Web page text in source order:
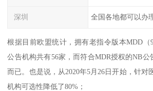
深圳 全国各地都可以办
根据目前欧盟统计，拥有老指令版本MDD（
公告机构共有56家，而符合MDR授权的NB公
而已。也是说，从2020年5月26日开始，针对
机构可选性降低了80%；